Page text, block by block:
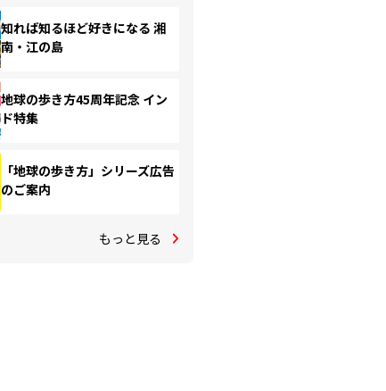
知れば知るほど好きになる 湘
南・江の島
地球の歩き方45周年記念 イン
ド特集
「地球の歩き方」シリーズ広告
のご案内
もっと見る